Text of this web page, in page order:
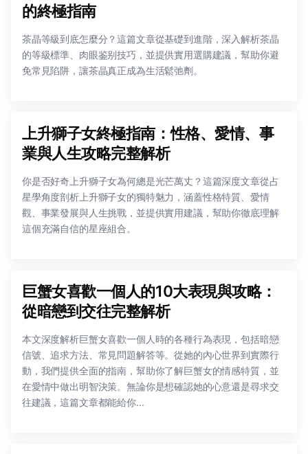
的終極指南
茶晶等級到底怎麼分？這篇文章從基礎到進階，深入解析茶晶
的等級標準、肉眼鉴别技巧，並提供實用選購建議，幫助你避
免常見陷阱，讓茶晶真正成為生活鬆弛劑。
上升獅子女終極指南：性格、愛情、事
業與人生攻略完整解析
你是否好奇上升獅子女為何總是光芒萬丈？這篇深度文章從占
星學角度剖析上升獅子女的獨特魅力，涵蓋性格特質、愛情
觀、事業發展與人生挑戰，並提供實用建議，幫助你徹底理解
這個充滿自信的星座組合。
巨蟹女喜歡一個人的10大表現與攻略：
從暗戀到交往完整解析
本文深度解析巨蟹女喜歡一個人時的各種行為表現，包括暗戀
信號、追求方法、常見問題解答等。從她的內心世界到實際行
動，我們提供全面的指南，幫助你了解巨蟹女的情感特質，並
在愛情中做出明智決策。無論你是想確認她的心意還是尋求交
往建議，這篇文章都能給你...